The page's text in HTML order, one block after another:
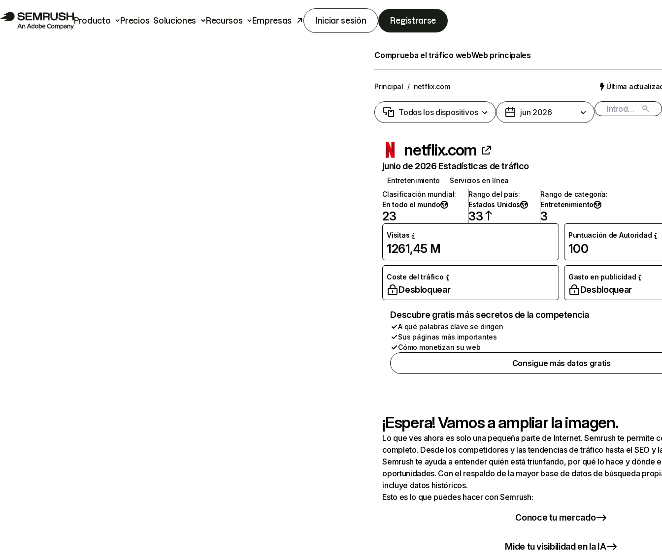
Producto Precios Soluciones Recursos Empresas Iniciar sesión Registrarse
Comprueba el tráfico webWeb principales
Principal / netflix.com Última
Todos los dispositivos jun 2026
netflix.com
junio de 2026 Estadísticas de tráfico
Entretenimiento
Servicios en línea
Clasificación mundial:
En todo el mundo
23
Rango del país:
Estados Unidos
33
Rango de categoría:
Entretenimiento
3
Visitas
1261,45 M
Puntuación de Autoridad
100
Coste del tráfico
Desbloquear
Gasto en publicidad
Desbloquear
Descubre gratis más secretos de la competencia
A qué palabras clave se dirigen
Sus páginas más importantes
Cómo monetizan su web
Consigue más datos gratis
¡Espera! Vamos a ampliar la imagen.
Lo que ves ahora es solo una pequeña parte de Internet. Semrush te permite
completo. Desde los competidores y las tendencias de tráfico hasta el SEO y
Semrush te ayuda a entender quién está triunfando, por qué lo hace y dónde
oportunidades. Con el respaldo de la mayor base de datos de búsqueda
incluye datos históricos.
Esto es lo que puedes hacer con Semrush:
Conoce tu mercado
Mide tu visibilidad en la IA